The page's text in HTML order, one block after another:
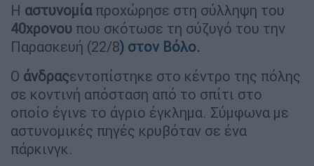
Η αστυνομίαπροχώρησε στη σύλληψη του
40χρονου που σκότωσε τη σύζυγό του την
Παρασκευή (22/8) στον Βόλο.
Ο άνδραςεντοπίστηκε στο κέντρο της πόλης
σε κοντινή απόσταση από το σπίτι στο
οποίο έγινε το άγριο έγκλημα. Σύμφωνα με
αστυνομικές πηγές κρυβόταν σε ένα
πάρκινγκ.